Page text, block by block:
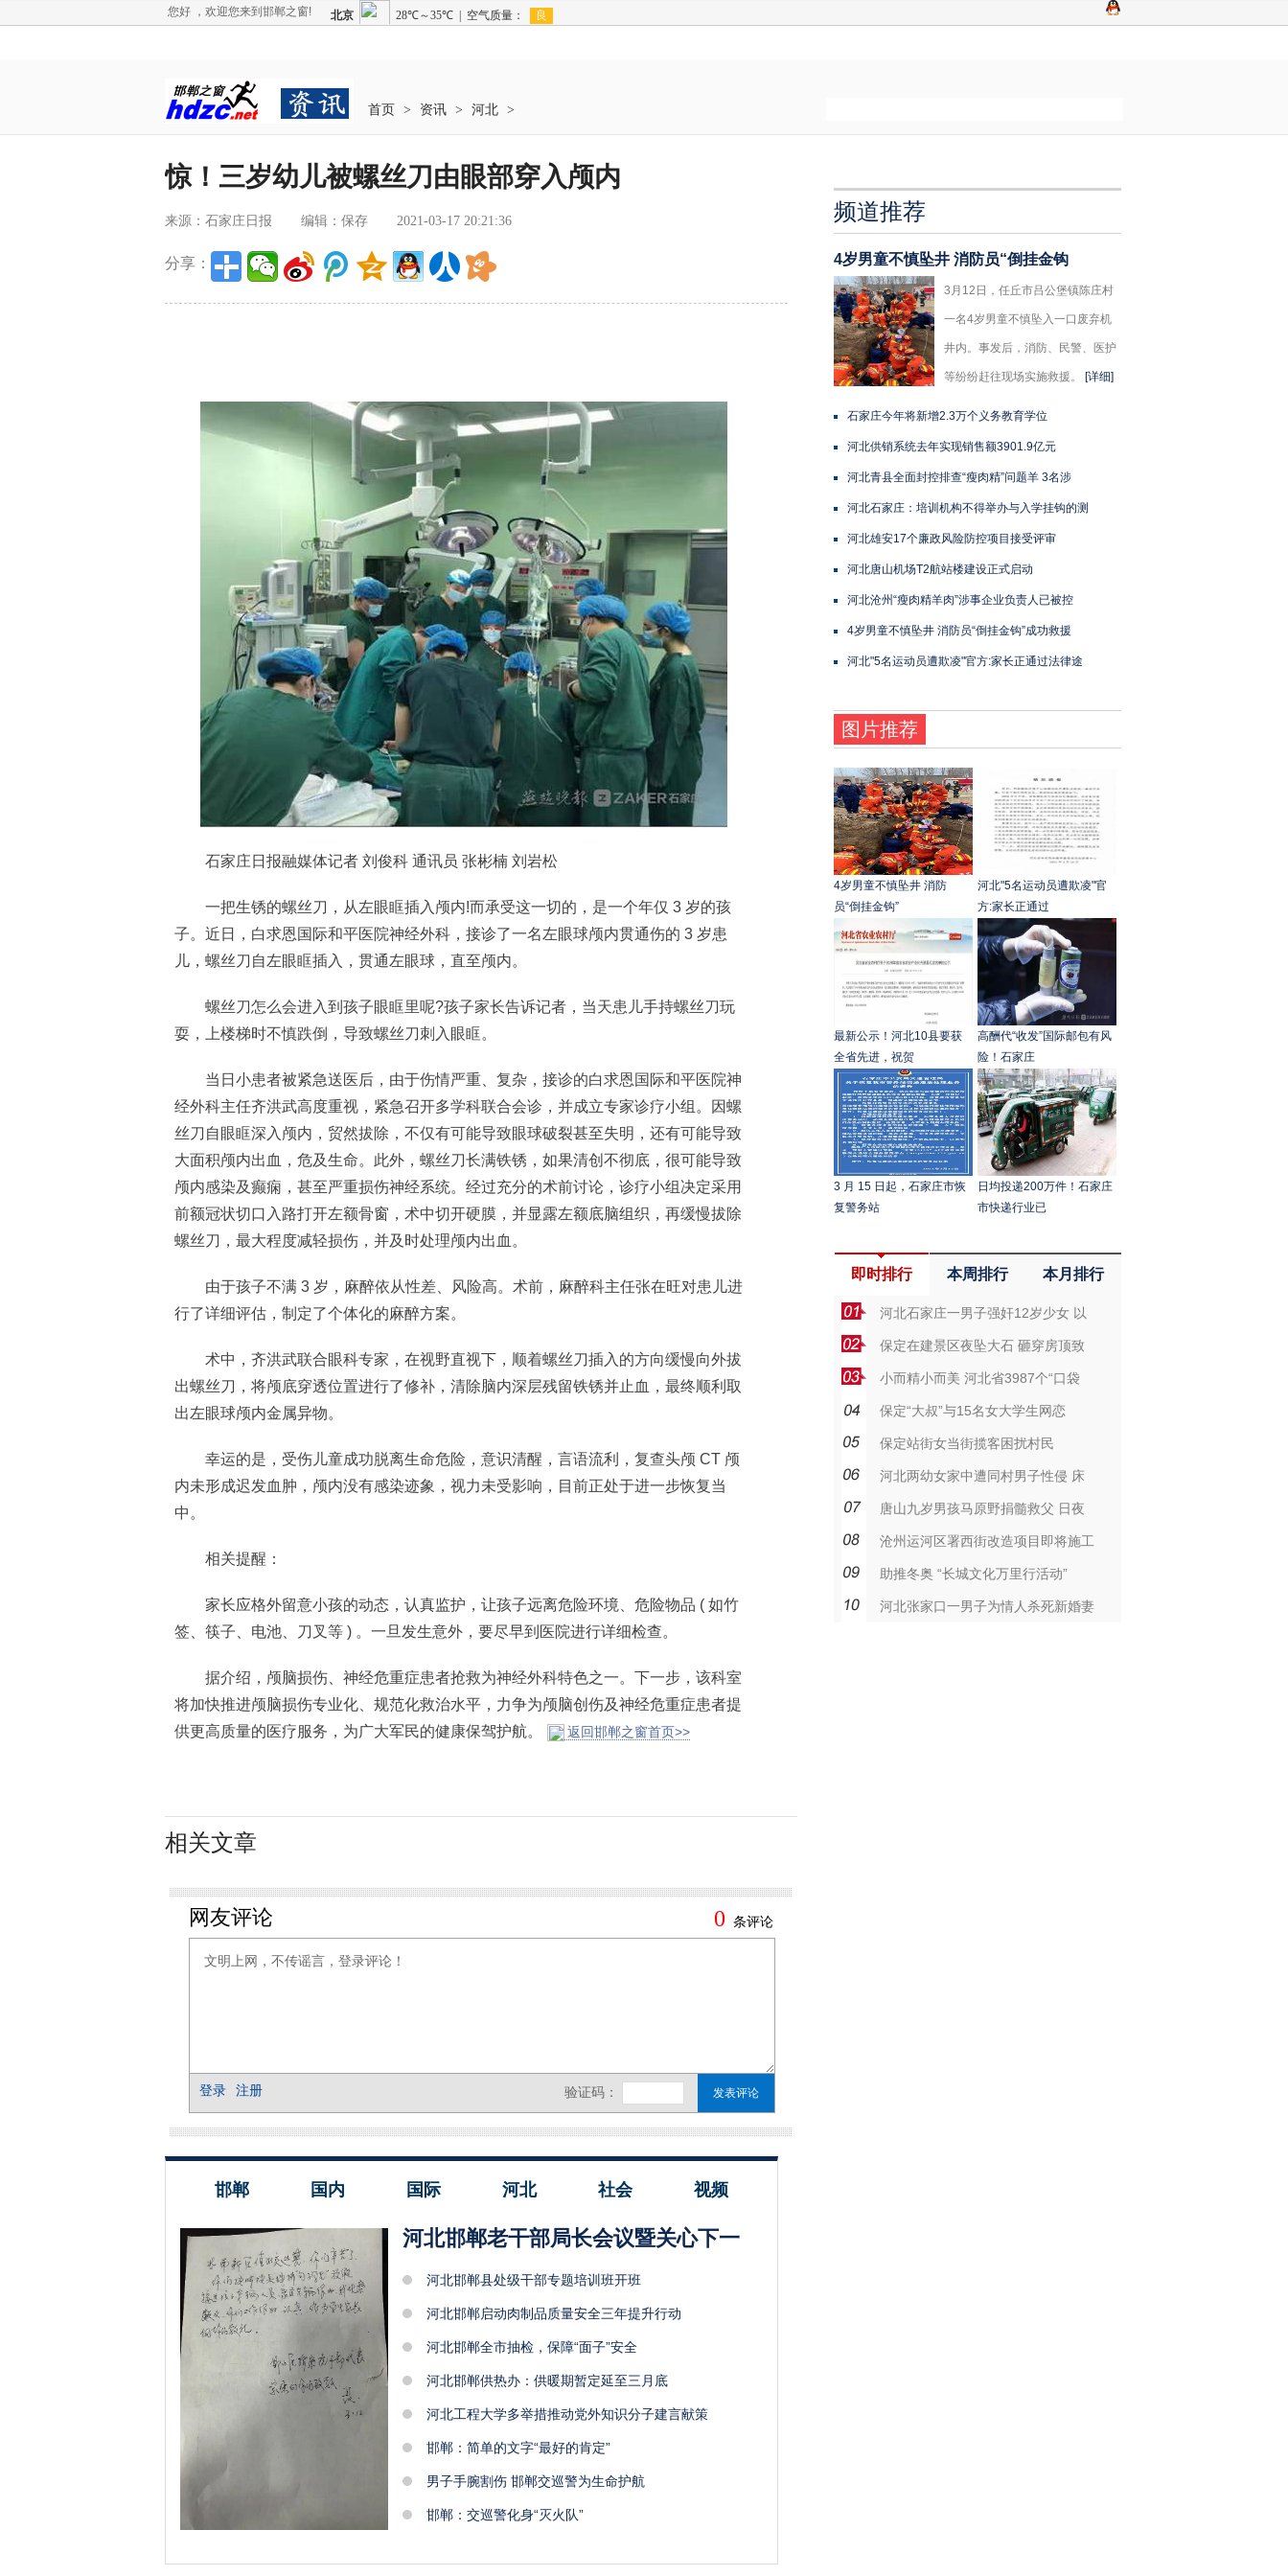
您好 ，欢迎您来到邯郸之窗!
首页 > 资讯 > 河北 >
惊！三岁幼儿被螺丝刀由眼部穿入颅内
来源：石家庄日报 编辑：保存 2021-03-17 20:21:36
分享：
石家庄日报融媒体记者 刘俊科 通讯员 张彬楠 刘岩松
一把生锈的螺丝刀，从左眼眶插入颅内!而承受这一切的，是一个年仅 3 岁的孩
子。近日，白求恩国际和平医院神经外科，接诊了一名左眼球颅内贯通伤的 3 岁患
儿，螺丝刀自左眼眶插入，贯通左眼球，直至颅内。
螺丝刀怎么会进入到孩子眼眶里呢?孩子家长告诉记者，当天患儿手持螺丝刀玩
耍，上楼梯时不慎跌倒，导致螺丝刀刺入眼眶。
当日小患者被紧急送医后，由于伤情严重、复杂，接诊的白求恩国际和平医院神
经外科主任齐洪武高度重视，紧急召开多学科联合会诊，并成立专家诊疗小组。因螺
丝刀自眼眶深入颅内，贸然拔除，不仅有可能导致眼球破裂甚至失明，还有可能导致
大面积颅内出血，危及生命。此外，螺丝刀长满铁锈，如果清创不彻底，很可能导致
颅内感染及癫痫，甚至严重损伤神经系统。经过充分的术前讨论，诊疗小组决定采用
前额冠状切口入路打开左额骨窗，术中切开硬膜，并显露左额底脑组织，再缓慢拔除
螺丝刀，最大程度减轻损伤，并及时处理颅内出血。
由于孩子不满 3 岁，麻醉依从性差、风险高。术前，麻醉科主任张在旺对患儿进
行了详细评估，制定了个体化的麻醉方案。
术中，齐洪武联合眼科专家，在视野直视下，顺着螺丝刀插入的方向缓慢向外拔
出螺丝刀，将颅底穿透位置进行了修补，清除脑内深层残留铁锈并止血，最终顺利取
出左眼球颅内金属异物。
幸运的是，受伤儿童成功脱离生命危险，意识清醒，言语流利，复查头颅 CT 颅
内未形成迟发血肿，颅内没有感染迹象，视力未受影响，目前正处于进一步恢复当
中。
相关提醒：
家长应格外留意小孩的动态，认真监护，让孩子远离危险环境、危险物品 ( 如竹
签、筷子、电池、刀叉等 ) 。一旦发生意外，要尽早到医院进行详细检查。
据介绍，颅脑损伤、神经危重症患者抢救为神经外科特色之一。下一步，该科室
将加快推进颅脑损伤专业化、规范化救治水平，力争为颅脑创伤及神经危重症患者提
供更高质量的医疗服务，为广大军民的健康保驾护航。
返回邯郸之窗首页>>
相关文章
邯郸 国内 国际 河北 社会 视频
河北邯郸老干部局长会议暨关心下一
河北邯郸县处级干部专题培训班开班
河北邯郸启动肉制品质量安全三年提升行动
河北邯郸全市抽检，保障“面子”安全
河北邯郸供热办：供暖期暂定延至三月底
河北工程大学多举措推动党外知识分子建言献策
邯郸：简单的文字“最好的肯定”
男子手腕割伤 邯郸交巡警为生命护航
邯郸：交巡警化身“灭火队”
频道推荐
4岁男童不慎坠井 消防员“倒挂金钩
3月12日，任丘市吕公堡镇陈庄村
一名4岁男童不慎坠入一口废弃机
井内。事发后，消防、民警、医护
等纷纷赶往现场实施救援。 [详细]
石家庄今年将新增2.3万个义务教育学位
河北供销系统去年实现销售额3901.9亿元
河北青县全面封控排查“瘦肉精”问题羊 3名涉
河北石家庄：培训机构不得举办与入学挂钩的测
河北雄安17个廉政风险防控项目接受评审
河北唐山机场T2航站楼建设正式启动
河北沧州“瘦肉精羊肉”涉事企业负责人已被控
4岁男童不慎坠井 消防员“倒挂金钩”成功救援
河北"5名运动员遭欺凌"官方:家长正通过法律途
图片推荐
4岁男童不慎坠井 消防
员“倒挂金钩”
河北"5名运动员遭欺凌"官
方:家长正通过
最新公示！河北10县要获
全省先进，祝贺
高酬代“收发”国际邮包有风
险！石家庄
3 月 15 日起，石家庄市恢
复警务站
日均投递200万件！石家庄
市快递行业已
即时排行 本周排行 本月排行
河北石家庄一男子强奸12岁少女 以
保定在建景区夜坠大石 砸穿房顶致
小而精小而美 河北省3987个“口袋
保定“大叔”与15名女大学生网恋
保定站街女当街揽客困扰村民
河北两幼女家中遭同村男子性侵 床
唐山九岁男孩马原野捐髓救父 日夜
沧州运河区署西街改造项目即将施工
助推冬奥 “长城文化万里行活动”
河北张家口一男子为情人杀死新婚妻